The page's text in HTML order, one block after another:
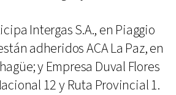
Intergas S.A., en Piaggio
adheridos ACA La Paz, en
y Empresa Duval Flores
12 y Ruta Provincial 1.